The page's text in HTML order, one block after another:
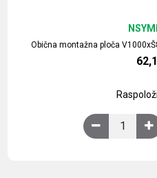
Obična montažna ploča
Obična